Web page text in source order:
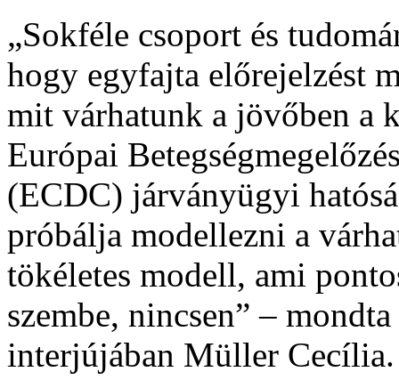
„Sokféle csoport és
hogy egyfajta előrejelzést
mit várhatunk a jövőben a
Európai
(ECDC) járványügyi
próbálja modellezni a
tökéletes modell, ami
szembe, nincsen” –
interjújában Müller Cecília.